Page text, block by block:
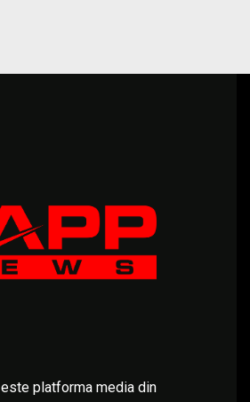
este platforma media din